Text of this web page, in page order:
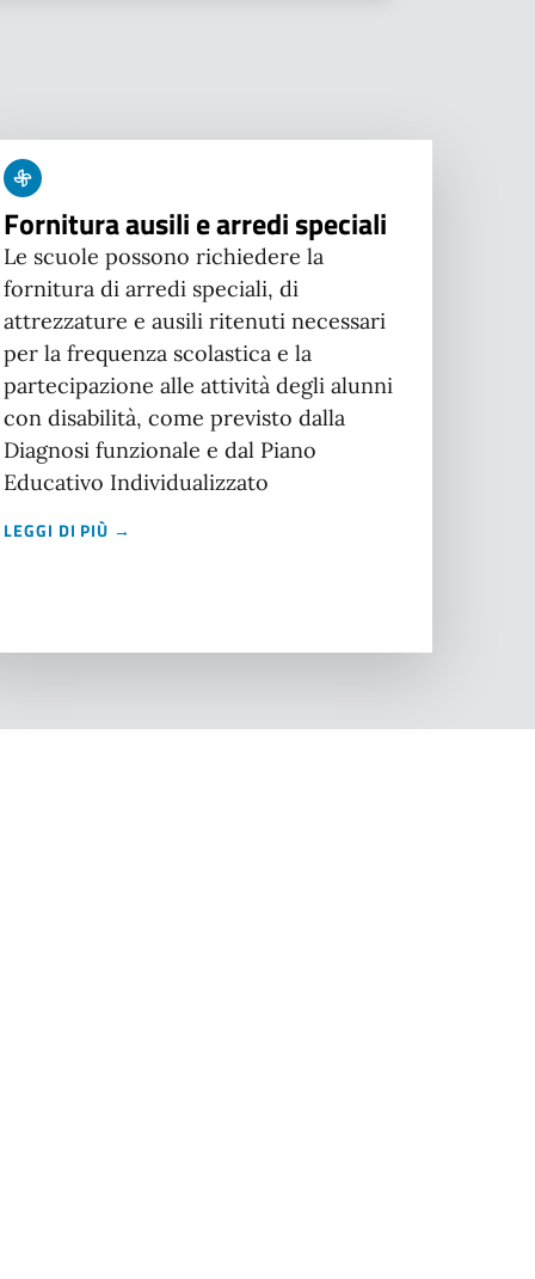
Fornitura ausili e arredi speciali
Le scuole possono richiedere la
fornitura di arredi speciali, di
attrezzature e ausili ritenuti necessari
per la frequenza scolastica e la
partecipazione alle attività degli alunni
con disabilità, come previsto dalla
Diagnosi funzionale e dal Piano
Educativo Individualizzato
LEGGI DI PIÙ →